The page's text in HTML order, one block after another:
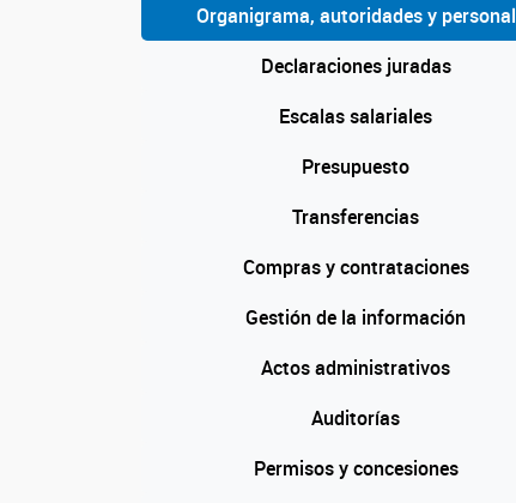
Organigrama, autoridades y personal
Declaraciones juradas
Escalas salariales
Presupuesto
Transferencias
Compras y contrataciones
Gestión de la información
Actos administrativos
Auditorías
Permisos y concesiones